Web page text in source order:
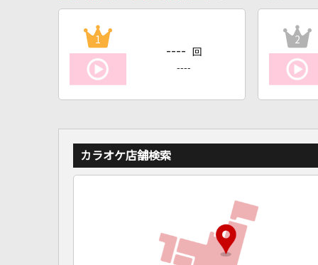
1
---- 回
----
2
カラオケ店舗検索